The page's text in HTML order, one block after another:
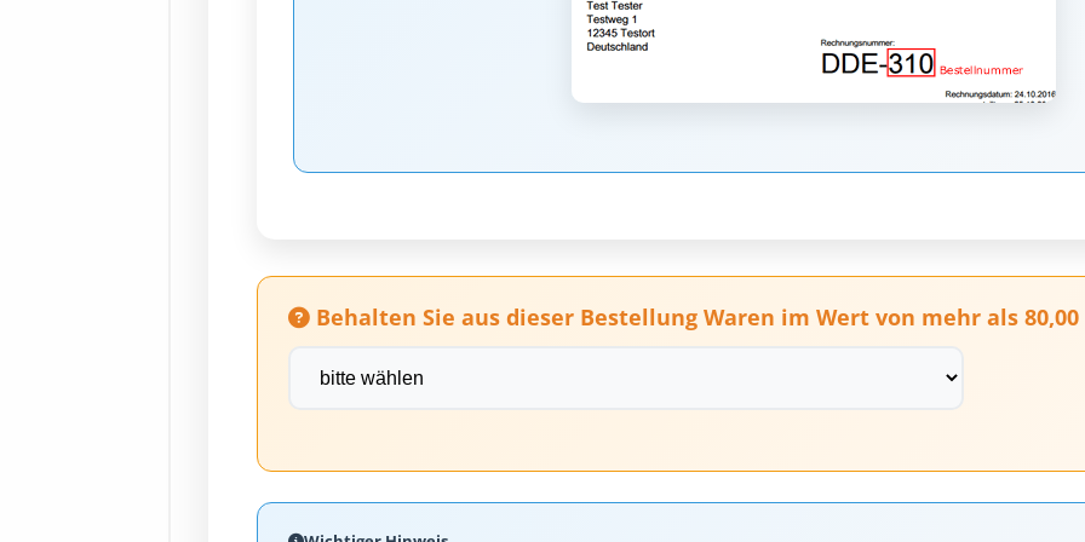
Behalten Sie aus dieser Bestellung Waren im Wert von mehr als 80,00